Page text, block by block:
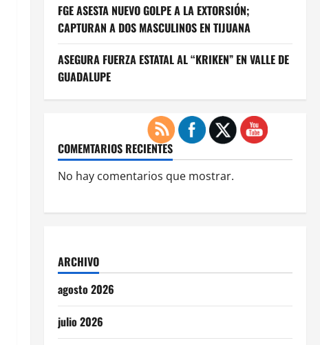
FGE ASESTA NUEVO GOLPE A LA EXTORSIÓN;
CAPTURAN A DOS MASCULINOS EN TIJUANA
ASEGURA FUERZA ESTATAL AL “KRIKEN” EN VALLE DE
GUADALUPE
COMEMTARIOS RECIENTES
No hay comentarios que mostrar.
ARCHIVO
agosto 2026
julio 2026